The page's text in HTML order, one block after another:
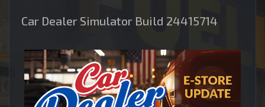
Car Dealer Simulator Build 24415714